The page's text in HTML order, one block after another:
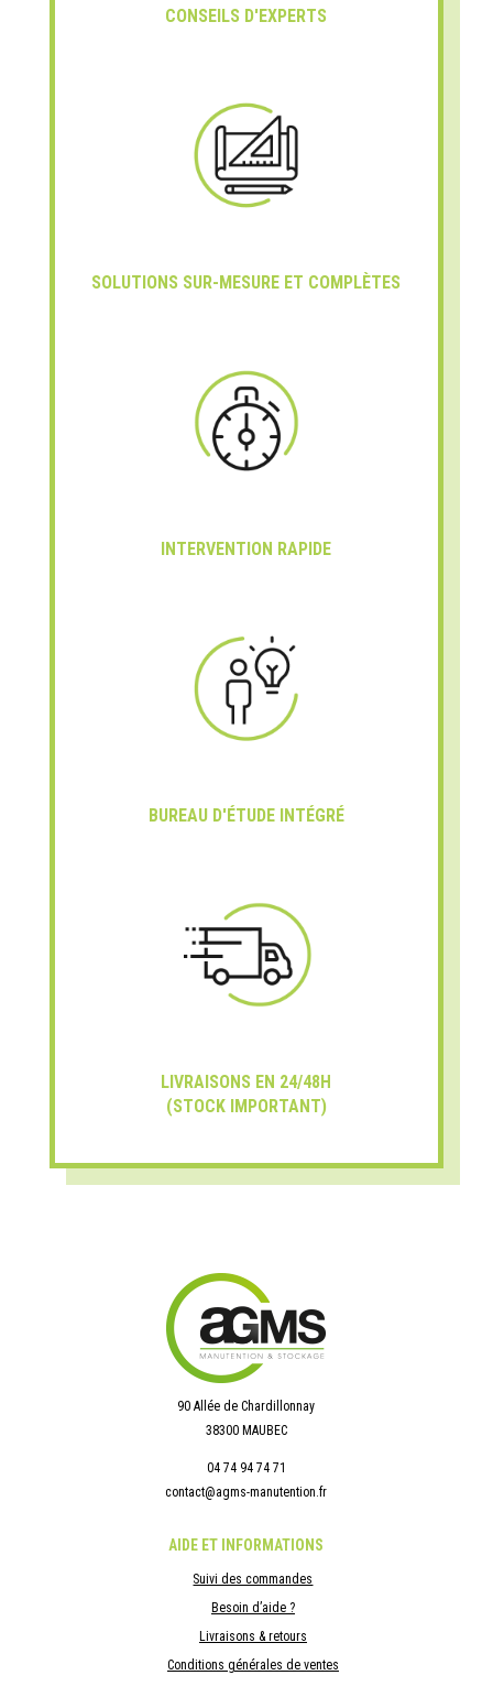
CONSEILS D'EXPERTS
SOLUTIONS SUR-MESURE ET COMPLÈTES
INTERVENTION RAPIDE
BUREAU D'ÉTUDE INTÉGRÉ
LIVRAISONS EN 24/48H
(STOCK IMPORTANT)
90 Allée de Chardillonnay
38300 MAUBEC
04 74 94 74 71
contact@agms-manutention.fr
AIDE ET INFORMATIONS
Suivi des commandes
Besoin d’aide ?
Livraisons & retours
Conditions générales de ventes